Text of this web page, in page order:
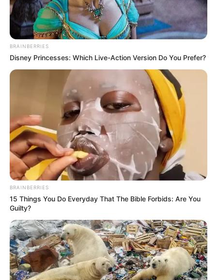
BRAINBERRIES
Disney Princesses: Which Live-Action Version Do You Prefer?
BRAINBERRIES
15 Things You Do Everyday That The Bible Forbids: Are You
Guilty?